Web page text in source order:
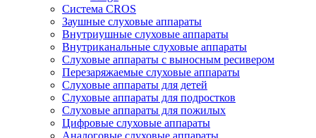
Система CROS
Заушные слуховые аппараты
Внутриушные слуховые аппараты
Внутриканальные слуховые аппараты
Слуховые аппараты с выносным ресивером
Перезаряжаемые слуховые аппараты
Слуховые аппараты для детей
Слуховые аппараты для подростков
Слуховые аппараты для пожилых
Цифровые слуховые аппараты